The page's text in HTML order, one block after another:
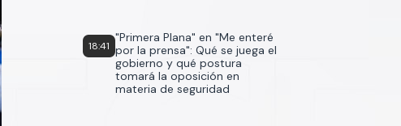
18:41
"Primera Plana" en "Me enteré
por la prensa": Qué se juega el
gobierno y qué postura
tomará la oposición en
materia de seguridad